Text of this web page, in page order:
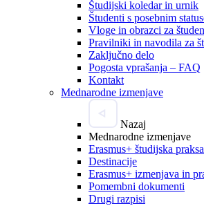
Študijski koledar in urnik
Študenti s posebnim
Vloge in obrazci za
Pravilniki in navodila za
Zaključno delo
Pogosta vprašanja – FAQ
Kontakt
Mednarodne izmenjave
Nazaj
Mednarodne izmenjave
Erasmus+ študijska
Destinacije
Erasmus+ izmenjava in
Pomembni dokumenti
Drugi razpisi